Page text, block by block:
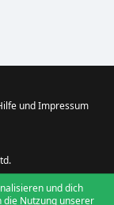
und Impressum
und dich
die Nutzung unserer